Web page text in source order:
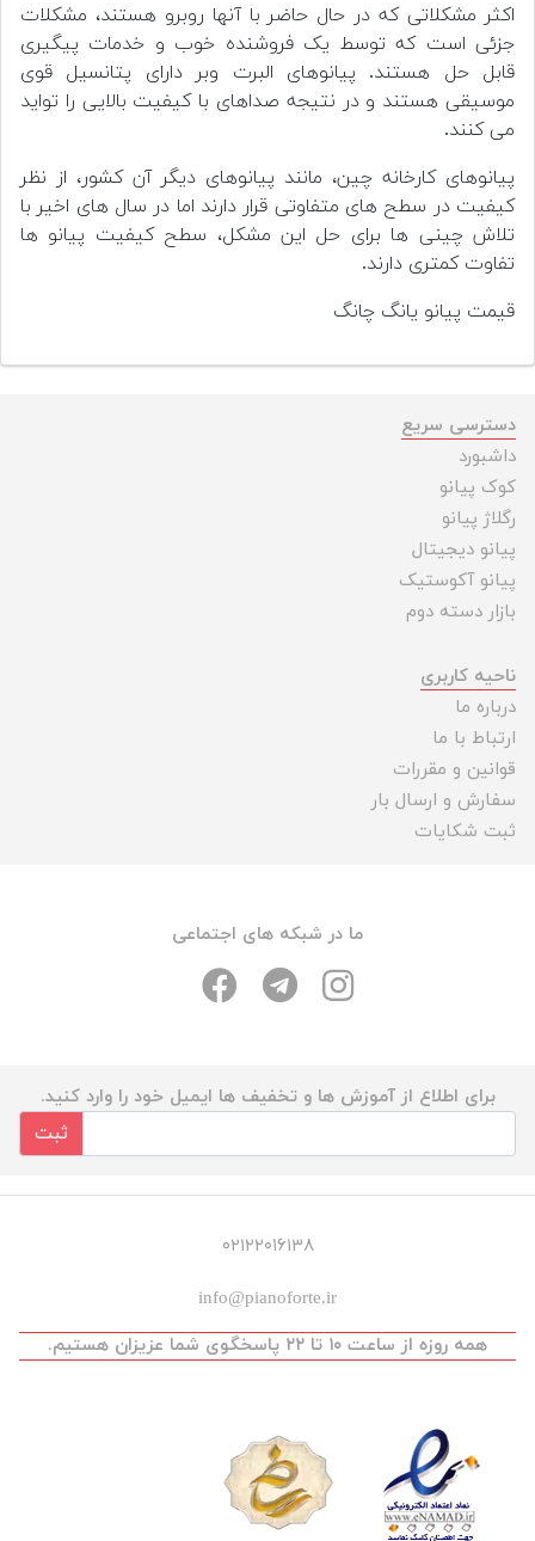
اکثر مشکلاتی که در حال حاضر با آنها روبرو هستند، مشکلات
جزئی است که توسط یک فروشنده خوب و خدمات پیگیری
قابل حل هستند. پیانوهای البرت وبر دارای پتانسیل قوی
موسیقی هستند و در نتیجه صداهای با کیفیت بالایی را تواید
می کنند.
پیانوهای کارخانه چین، مانند پیانوهای دیگر آن کشور، از نظر
کیفیت در سطح های متفاوتی قرار دارند اما در سال های اخیر با
تلاش چینی ها برای حل این مشکل، سطح کیفیت پیانو ها
تفاوت کمتری دارند.
قیمت پیانو یانگ چانگ
دسترسی سریع
داشبورد
کوک پیانو
رگلاژ پیانو
پیانو دیجیتال
پیانو آکوستیک
بازار دسته دوم
ناحیه کاربری
درباره ما
ارتباط با ما
قوانین و مقررات
سفارش و ارسال بار
ثبت شکایات
ما در شبکه های اجتماعی
برای اطلاع از آموزش ها و تخفیف ها ایمیل خود را وارد کنید.
ثبت
۰۲۱۲۲۰۱۶۱۳۸
info@pianoforte.ir
همه روزه از ساعت ۱۰ تا ۲۲ پاسخگوی شما عزیزان هستیم.